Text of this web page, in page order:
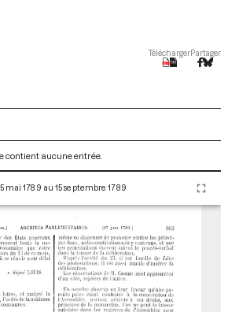
TéléchargerPartager
contient aucune entrée.
mai 1789 au 15 septembre 1789